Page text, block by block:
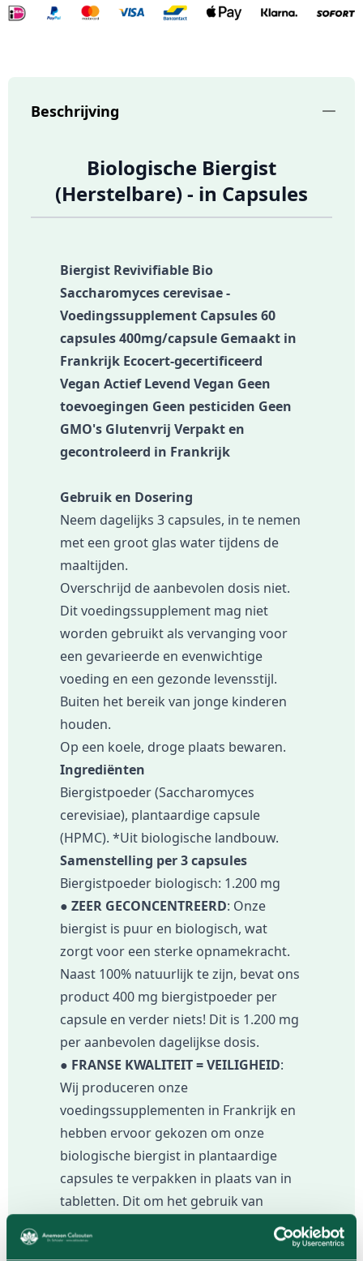
Beschrijving
Biologische Biergist
(Herstelbare) - in Capsules
Biergist Revivifiable Bio
Saccharomyces cerevisae -
Voedingssupplement Capsules 60
capsules 400mg/capsule Gemaakt in
Frankrijk Ecocert-gecertificeerd
Vegan Actief Levend Vegan Geen
toevoegingen Geen pesticiden Geen
GMO's Glutenvrij Verpakt en
gecontroleerd in Frankrijk
Gebruik en Dosering
Neem dagelijks 3 capsules, in te nemen
met een groot glas water tijdens de
maaltijden.
Overschrijd de aanbevolen dosis niet.
Dit voedingssupplement mag niet
worden gebruikt als vervanging voor
een gevarieerde en evenwichtige
voeding en een gezonde levensstijl.
Buiten het bereik van jonge kinderen
houden.
Op een koele, droge plaats bewaren.
Ingrediënten
Biergistpoeder (Saccharomyces
cerevisiae), plantaardige capsule
(HPMC). *Uit biologische landbouw.
Samenstelling per 3 capsules
Biergistpoeder biologisch: 1.200 mg
● ZEER GECONCENTREERD: Onze
biergist is puur en biologisch, wat
zorgt voor een sterke opnamekracht.
Naast 100% natuurlijk te zijn, bevat ons
product 400 mg biergistpoeder per
capsule en verder niets! Dit is 1.200 mg
per aanbevolen dagelijkse dosis.
● FRANSE KWALITEIT = VEILIGHEID:
Wij produceren onze
voedingssupplementen in Frankrijk en
hebben ervoor gekozen om onze
biologische biergist in plantaardige
capsules te verpakken in plaats van in
tabletten. Dit om het gebruik van
stearaat of magnesiumcarbonaat te